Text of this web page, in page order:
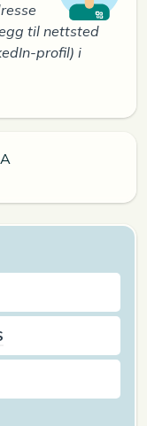
til nettsted
profil) i